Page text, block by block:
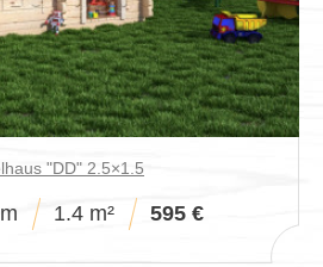
"DD" 2.5×1.5
1.4 m² 595 €